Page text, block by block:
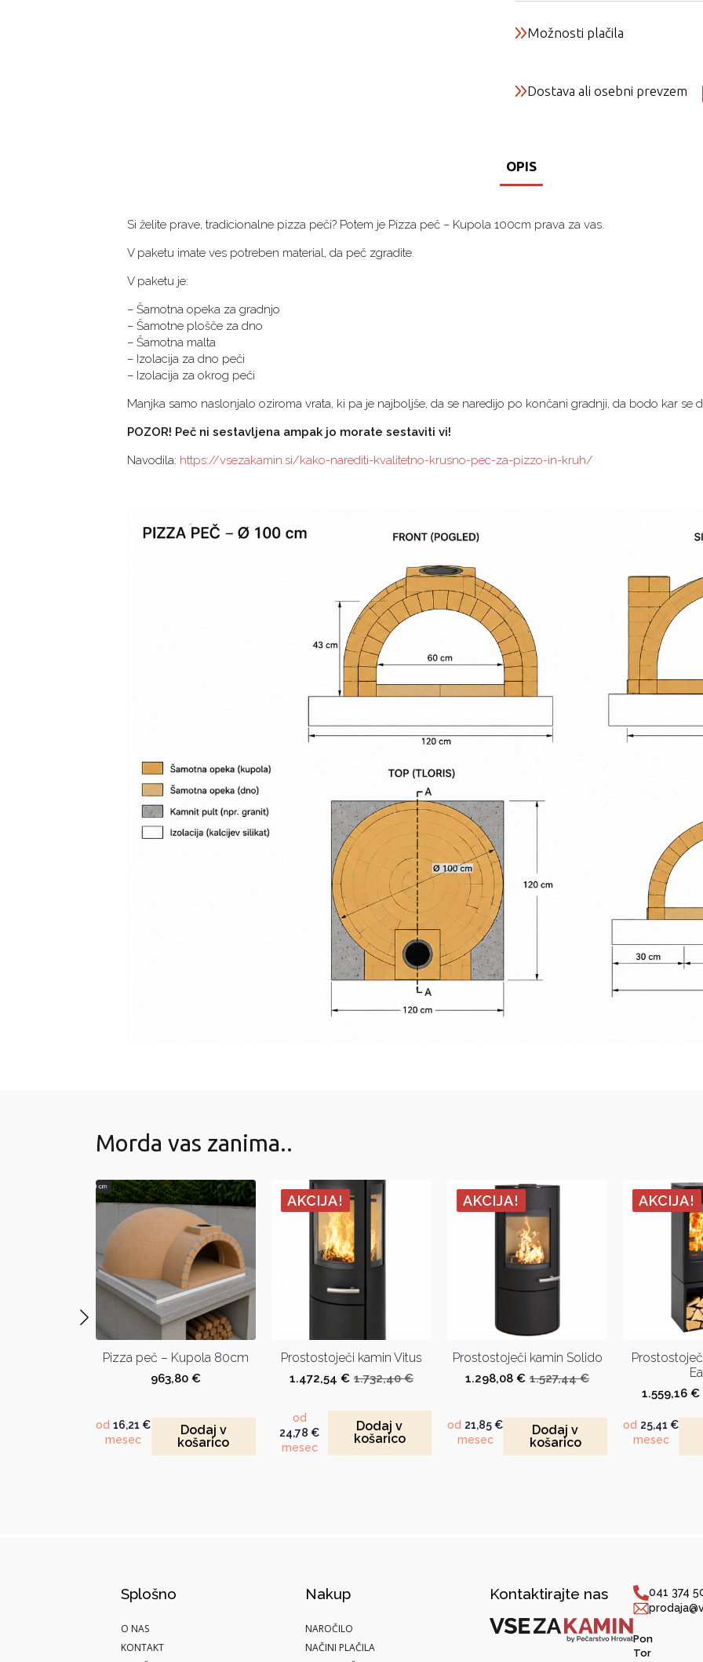
Možnosti plačila
Dostava ali osebni prevzem
OPIS
Si želite prave, tradicionalne pizza peči? Potem je Pizza peč – Kupola 100cm prava za vas.
V paketu imate ves potreben material, da peč zgradite.
V paketu je:
– Šamotna opeka za gradnjo
– Šamotne plošče za dno
– Šamotna malta
– Izolacija za dno peči
– Izolacija za okrog peči
Manjka samo naslonjalo oziroma vrata, ki pa je najboljše, da se naredijo po končani gradnji, da bodo kar se
POZOR! Peč ni sestavljena ampak jo morate sestaviti vi!
Navodila: https://vsezakamin.si/kako-narediti-kvalitetno-krusno-pec-za-pizzo-in-kruh/
Morda vas zanima..
Pizza peč – Kupola 80cm
963,80 €
od16,21 €
mesec
Dodaj v
košarico
AKCIJA!
Prostostoječi kamin Vitus
1.732,40€
Izvirna
je
bila:
1.732,40 €.
1.472,54€ Trenutna
je:
1.472,54 €.
od
24,78 €
mesec
Dodaj v
košarico
AKCIJA!
Prostostoječi kamin Solido
1.527,44€
Izvirna
bila:
1.527,44 €.
1.298,08€ Trenutna
1.298,08 €.
od 21,85 €
mesec
Dodaj v
košarico
AKCIJA!
1.559,16€
od 25,41 €
mesec
Splošno
O NAS
KONTAKT
Nakup
NAROČILO
NAČINI PLAČILA
Kontaktirajte nas
041 374
Pon
Tor